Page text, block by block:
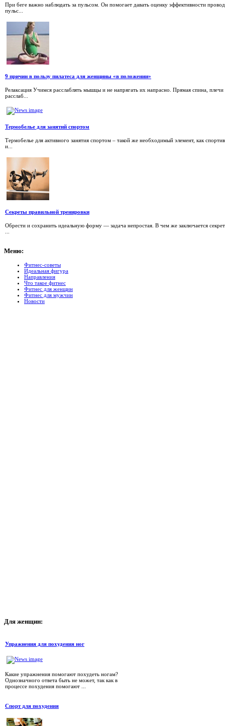
При беге важно наблюдать за пульсом. Он помогает давать оценку эффективности
пульс...
9 причин в пользу пилатеса для женщины «в положении»
Релаксация Учимся расслаблять мышцы и не напрягать их напрасно. Прямая спина,
расслаб...
Термобелье для занятий спортом
Термобелье для активного занятия спортом – такой же необходимый элемент, как
и...
Секреты правильной тренировки
Обрести и сохранить идеальную форму — задача непростая. В чем же заключается
Меню:
Фитнес-советы
Идеальная фигура
Направления
Что такое фитнес
Фитнес для женщин
Фитнес для мужчин
Новости
Для женщин:
Упражнения для похудения ног
Какие упражнения помогают похудеть ногам?
Однозначного ответа быть не может, так как в
процессе похудения помогают ...
Спорт для похудения